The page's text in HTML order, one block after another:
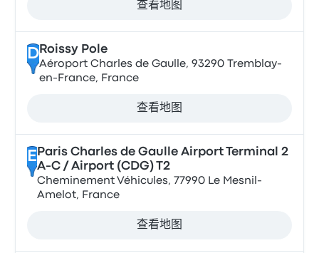
查看地图
DRoissy Pole
Aéroport Charles de Gaulle, 93290 Tremblay-
en-France, France
查看地图
E Paris Charles de Gaulle Airport Terminal 2
A-C / Airport (CDG) T2
Cheminement Véhicules, 77990 Le Mesnil-
Amelot, France
查看地图